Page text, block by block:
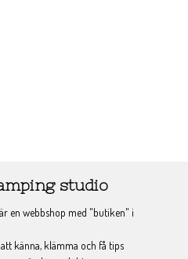
studio
en webbshop med "butiken" i
känna, klämma och få tips